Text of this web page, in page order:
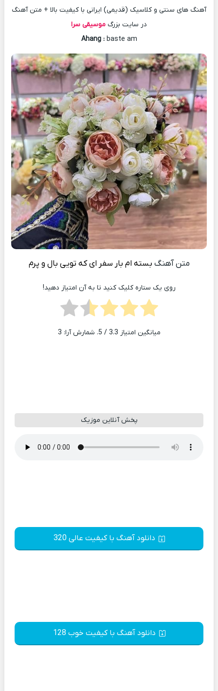
آهنگ های سنتی و کلاسیک (قدیمی) ایرانی با کیفیت بالا + متن آهنگ
در سایت بزرگ موسیقی سرا
Ahang :baste am
متن آهنگ بسته ام بار سفر ای که تویی بال و پرم
روی یک ستاره کلیک کنید تا به آن امتیاز دهید!
میانگین امتیاز 3.3 / 5. شمارش آرا: 3
پخش آنلاین موزیک
دانلود آهنگ با کیفیت عالی 320
دانلود آهنگ با کیفیت خوب 128